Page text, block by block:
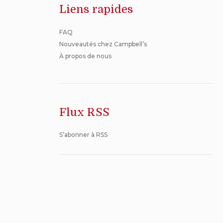
Liens rapides
FAQ
Nouveautés chez Campbell’s
À propos de nous
Flux RSS
S’abonner à RSS